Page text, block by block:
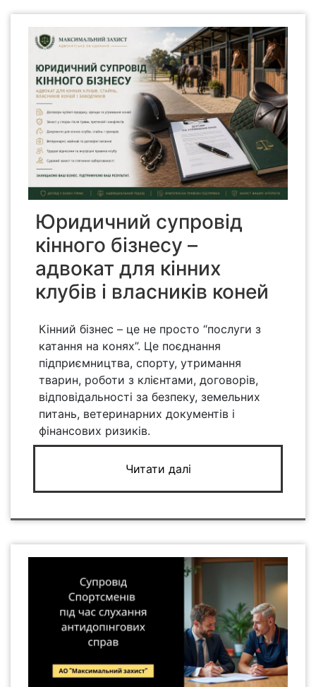
Юридичний супровід
кінного бізнесу –
адвокат для кінних
клубів і власників коней
Кінний бізнес – це не просто “послуги з
катання на конях”. Це поєднання
підприємництва, спорту, утримання
тварин, роботи з клієнтами, договорів,
відповідальності за безпеку, земельних
питань, ветеринарних документів і
фінансових ризиків.
Читати далі